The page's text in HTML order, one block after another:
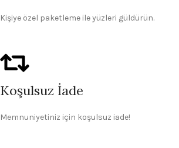
Kişiye özel paketleme ile yüzleri güldürün.
Koşulsuz İade
Memnuniyetiniz için koşulsuz iade!